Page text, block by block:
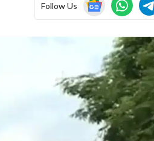
Follow Us